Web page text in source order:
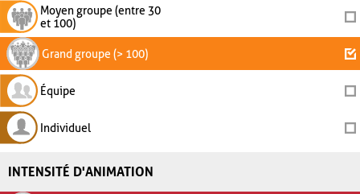
Moyen groupe (entre 30
et 100)
Grand groupe (> 100)
Équipe
Individuel
INTENSITÉ D'ANIMATION